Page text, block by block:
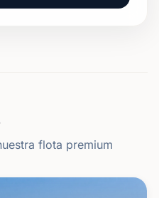
flota premium